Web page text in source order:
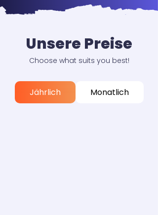
Unsere Preise
Choose what suits you best!
Jährlich Monatlich